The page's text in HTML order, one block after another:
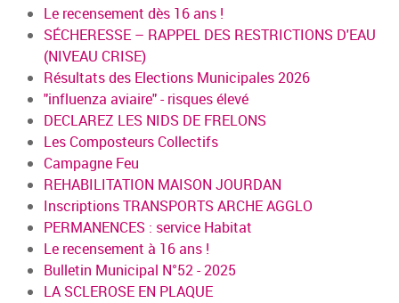
Le recensement dès 16 ans !
SÉCHERESSE – RAPPEL DES RESTRICTIONS D'EAU
(NIVEAU CRISE)
Résultats des Elections Municipales 2026
"influenza aviaire" - risques élevé
DECLAREZ LES NIDS DE FRELONS
Les Composteurs Collectifs
Campagne Feu
REHABILITATION MAISON JOURDAN
Inscriptions TRANSPORTS ARCHE AGGLO
PERMANENCES : service Habitat
Le recensement à 16 ans !
Bulletin Municipal N°52 - 2025
LA SCLEROSE EN PLAQUE